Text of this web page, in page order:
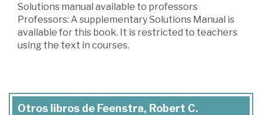
Solutions manual available to professors
Professors: A supplementary Solutions Manual is
available for this book. It is restricted to teachers
using the text in courses.
Otros libros de Feenstra, Robert C.